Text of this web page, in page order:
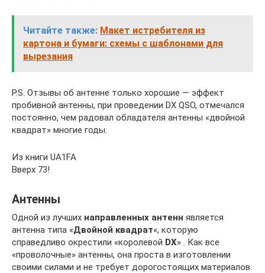
Читайте также: Макет истребителя из
картона и бумаги: схемы с шаблонами для
вырезания
P.S. Отзывы об антенне только хорошие — эффект
пробивной антенны, при проведении DX QSO, отмечался
постоянно, чем радовал обладателя антенны «двойной
квадрат» многие годы.
Из книги UA1FA
Вверх 73!
Антенны
Одной из лучших направленных антенн является
антенна типа «Двойной квадрат«, которую
справедливо окрестили «королевой DX» . Как все
«проволочные» антенны, она проста в изготовлении
своими силами и не требует дорогостоящих материалов.